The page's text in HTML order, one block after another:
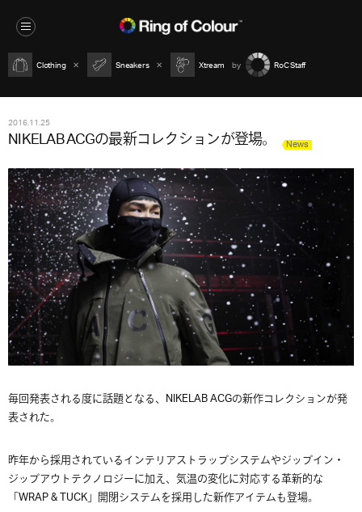
Clothing Sneakers Xtream RoC Staff
2016.11.25
NIKELAB ACGの最新コレクションが登場。 News
毎回発表される度に話題となる、NIKELAB ACGの新作コレクションが発
表された。
昨年から採用されているインテリアストラップシステムやジップイン・
ジップアウトテクノロジーに加え、気温の変化に対応する革新的な
「WRAP & TUCK」開閉システムを採用した新作アイテムも登場。